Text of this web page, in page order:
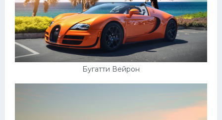
Бугатти Вейрон
Кавасаки
Инфинити
ЛУАЗ
Фиат
Ситроен